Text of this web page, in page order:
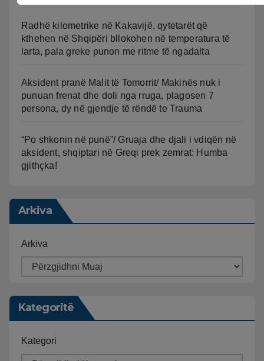
Radhë kilometrike në Kakavijë, qytetarët që
kthehen në Shqipëri bllokohen në temperatura të
larta, pala greke punon me ritme të ngadalta
Aksident pranë Malit të Tomorrit/ Makinës nuk i
punuan frenat dhe doli nga rruga, plagosen 7
persona, dy në gjendje të rëndë te Trauma
“Po shkonin në punë”/ Gruaja dhe djali i vdiqën në
aksident, shqiptari në Greqi prek zemrat: Humba
gjithçka!
Arkiva
Arkiva
Kategoritë
Kategori